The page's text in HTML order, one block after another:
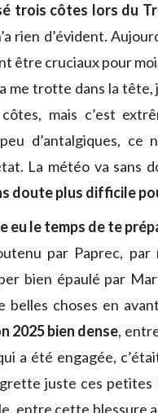
trois côtes lors du
rien d’évident.
être cruciaux pour
me trotte dans la tête,
mais c’est
d’antalgiques, ce
La météo va sans
doute plus difficile
eu le temps de te
par Paprec,
bien épaulé par
belles choses en
2025 bien dense,
a été engagée,
juste ces petites
entre cette blessure